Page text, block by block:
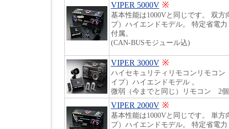
VIPER 5000V ※
基本性能は1000Vと同じです。 双方
プ）ハイエンドモデル。 特定省電
付属。
(CAN-BUSモジュール込)
VIPER 3000V ※
ハイセキュリティリモコンリモコン
イプ）ハイエンドモデル 。
微弱（今までと同じ）リモコン 2
VIPER 2000V ※
基本性能は1000Vと同じです。 単方
プ）ハイエンドモデル。 特定省電